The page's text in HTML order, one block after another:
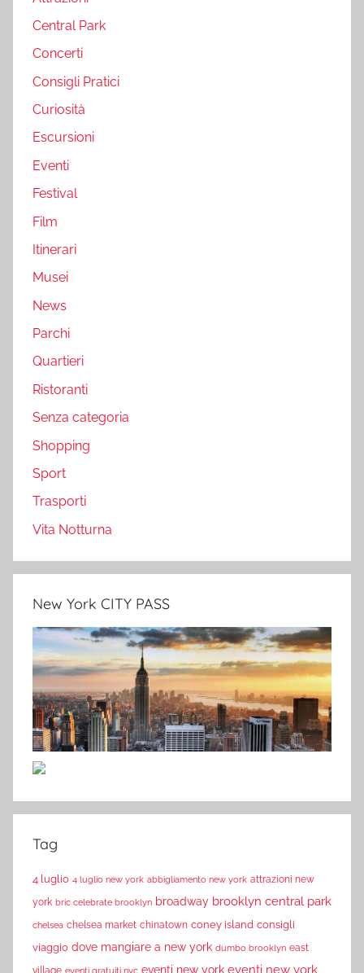
Central Park
Concerti
Consigli Pratici
Curiosità
Escursioni
Eventi
Festival
Film
Itinerari
Musei
News
Parchi
Quartieri
Ristoranti
Senza categoria
Shopping
Sport
Trasporti
Vita Notturna
New York CITY PASS
Tag
4 luglio 4 luglio new york abbigliamento new york attrazioni new
york bric celebrate brooklyn broadway brooklyn central park
chelsea chelsea market chinatown coney island consigli
viaggio dove mangiare a new york dumbo brooklyn east
village eventi gratuiti nyc eventi new york eventi new york